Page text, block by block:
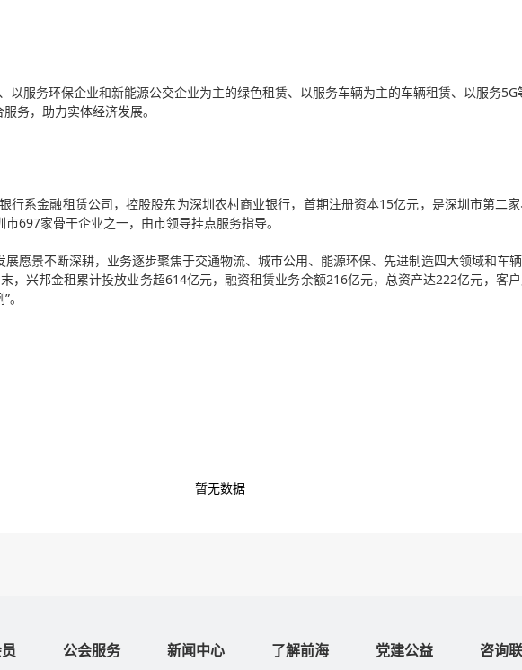
以服务环保企业和新能源公交企业为主的绿色租赁、以服务车辆为主的车辆租赁、以服务
务，助力实体经济发展。
行系金融租赁公司，控股股东为深圳农村商业银行，首期注册资本15亿元，是深圳市第二
697家骨干企业之一，由市领导挂点服务指导。
愿景不断深耕，业务逐步聚焦于交通物流、城市公用、能源环保、先进制造四大领域和车
，兴邦金租累计投放业务超614亿元，融资租赁业务余额216亿元，总资产达222亿元，客
暂无数据
公会服务 新闻中心 了解前海 党建公益 咨询